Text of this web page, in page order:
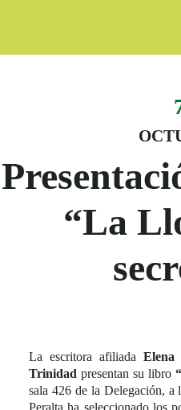
“La
La escritora afiliada Elena
Trinidad presentan su libro
sala 426 de la Delegación, a
Peralta ha seleccionado los